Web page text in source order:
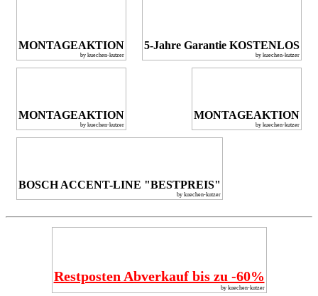
MONTAGEAKTION
by kuechen-kutzer
5-Jahre Garantie KOSTENLOS
by kuechen-kutzer
MONTAGEAKTION
by kuechen-kutzer
MONTAGEAKTION
by kuechen-kutzer
BOSCH ACCENT-LINE "BESTPREIS"
by kuechen-kutzer
Restposten Abverkauf bis zu -60%
by kuechen-kutzer